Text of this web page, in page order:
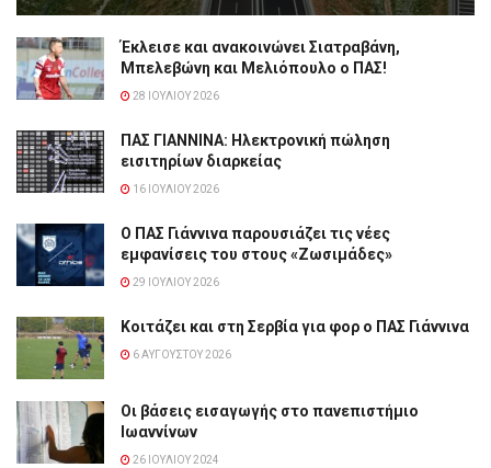
Έκλεισε και ανακοινώνει Σιατραβάνη,
Μπελεβώνη και Μελιόπουλο ο ΠΑΣ!
28 ΙΟΥΛΊΟΥ 2026
ΠΑΣ ΓΙΑΝΝΙΝΑ: Hλεκτρονική πώληση
εισιτηρίων διαρκείας
16 ΙΟΥΛΊΟΥ 2026
Ο ΠΑΣ Γιάννινα παρουσιάζει τις νέες
εμφανίσεις του στους «Ζωσιμάδες»
29 ΙΟΥΛΊΟΥ 2026
Κοιτάζει και στη Σερβία για φορ ο ΠΑΣ Γιάννινα
6 ΑΥΓΟΎΣΤΟΥ 2026
Οι βάσεις εισαγωγής στο πανεπιστήμιο
Ιωαννίνων
26 ΙΟΥΛΊΟΥ 2024